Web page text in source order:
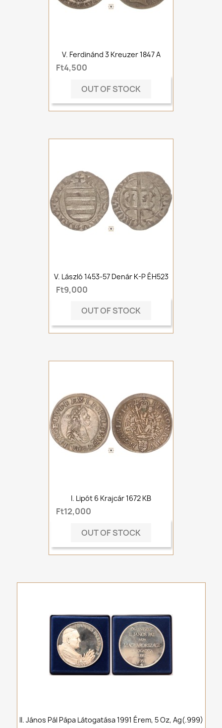
V. Ferdinánd 3 Kreuzer 1847 A
Ft4,500
OUT OF STOCK
V. László 1453-57 Denár K-P ÉH523
Ft9,000
OUT OF STOCK
I. Lipót 6 Krajcár 1672 KB
Ft12,000
OUT OF STOCK
II. János Pál Pápa Látogatása 1991 Érem, 5 Oz, Ag(.999)